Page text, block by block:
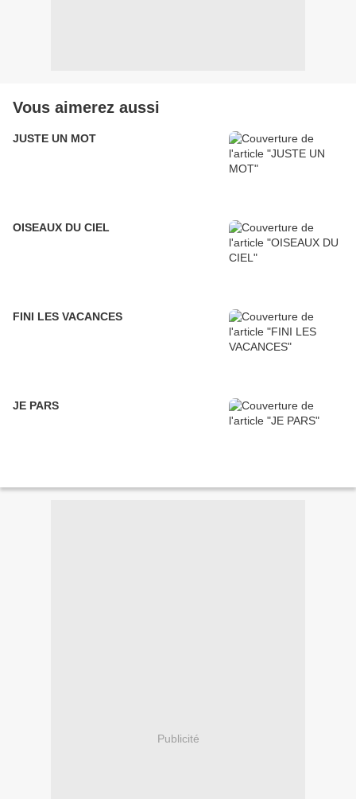
Vous aimerez aussi
JUSTE UN MOT
OISEAUX DU CIEL
FINI LES VACANCES
JE PARS
Publicité